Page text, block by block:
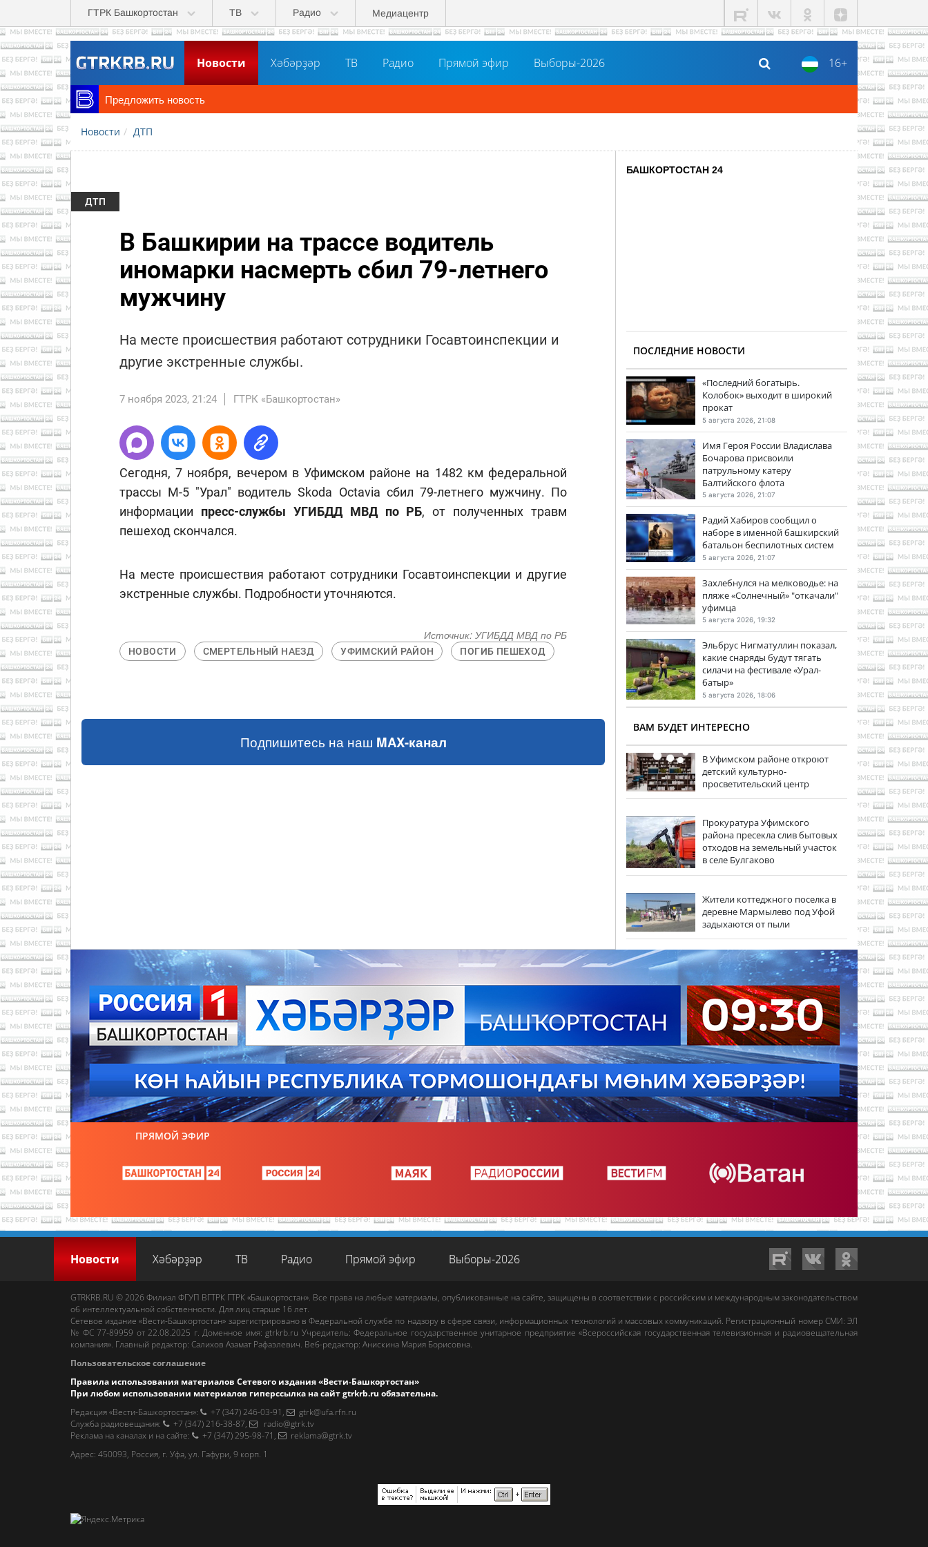
Перейти к основному содержанию
ГТРК Башкортостан ТВ Радио Медиацентр
16+
Новости Хәбәрҙәр ТВ Радио Прямой эфир Выборы-2026
Предложить новость
Новости ДТП
ДТП
В Башкирии на трассе водитель
иномарки насмерть сбил 79-летнего
мужчину
На месте происшествия работают сотрудники Госавтоинспекции и
другие экстренные службы.
7 ноября 2023, 21:24 ГТРК «Башкортостан»
Сегодня, 7 ноября, вечером в Уфимском районе на 1482 км федеральной
трассы М-5 "Урал" водитель Skoda Octavia сбил 79-летнего мужчину. По
информации пресс-службы УГИБДД МВД по РБ, от полученных травм
пешеход скончался.
На месте происшествия работают сотрудники Госавтоинспекции и другие
экстренные службы. Подробности уточняются.
Источник: УГИБДД МВД по РБ
НОВОСТИ СМЕРТЕЛЬНЫЙ НАЕЗД УФИМСКИЙ РАЙОН ПОГИБ ПЕШЕХОД
Подпишитесь на наш MAX-канал
БАШКОРТОСТАН 24
ПОСЛЕДНИЕ НОВОСТИ
«Последний богатырь.
Колобок» выходит в широкий
прокат
5 августа 2026, 21:08
Имя Героя России Владислава
Бочарова присвоили
патрульному катеру
Балтийского флота
5 августа 2026, 21:07
Радий Хабиров сообщил о
наборе в именной башкирский
батальон беспилотных систем
5 августа 2026, 21:07
Захлебнулся на мелководье: на
пляже «Солнечный» "откачали"
уфимца
5 августа 2026, 19:32
Эльбрус Нигматуллин показал,
какие снаряды будут тягать
силачи на фестивале «Урал-
батыр»
5 августа 2026, 18:06
ВАМ БУДЕТ ИНТЕРЕСНО
В Уфимском районе откроют
детский культурно-
просветительский центр
Прокуратура Уфимского
района пресекла слив бытовых
отходов на земельный участок
в селе Булгаково
Жители коттеджного поселка в
деревне Мармылево под Уфой
задыхаются от пыли
ПРЯМОЙ ЭФИР
Новости Хәбәрҙәр ТВ Радио Прямой эфир Выборы-2026
GTRKRB.RU © 2026 Филиал ФГУП ВГТРК ГТРК «Башкортостан». Все права на любые материалы, опубликованные на сайте, защищены в соответствии с российским и международным законодательством
об интеллектуальной собственности. Для лиц старше 16 лет.
Сетевое издание «Вести-Башкортостан» зарегистрировано в Федеральной службе по надзору в сфере связи, информационных технологий и массовых коммуникаций. Регистрационный номер СМИ: ЭЛ
№ ФС 77-89959 от 22.08.2025 г. Доменное имя:gtrkrb.ru Учредитель: Федеральное государственное унитарное предприятие «Всероссийская государственная телевизионная и радиовещательная
компания». Главный редактор: Салихов Азамат Рафаэлевич. Веб-редактор: Анискина Мария Борисовна.
Пользовательское соглашение
Правила использования материалов Сетевого издания «Вести-Башкортостан»
При любом использовании материалов гиперссылка на сайтgtrkrb.ru обязательна.
Редакция «Вести-Башкортостан»: +7 (347) 246-03-91 ,
gtrk@ufa.rfn.ru
Cлужба радиовещания: +7 (347) 216-38-87,
radio@gtrk.tv
Реклама на каналах и на сайте: +7 (347) 295-98-71 ,
reklama@gtrk.tv
Адрес: 450093, Россия, г. Уфа, ул. Гафури, 9 корп. 1